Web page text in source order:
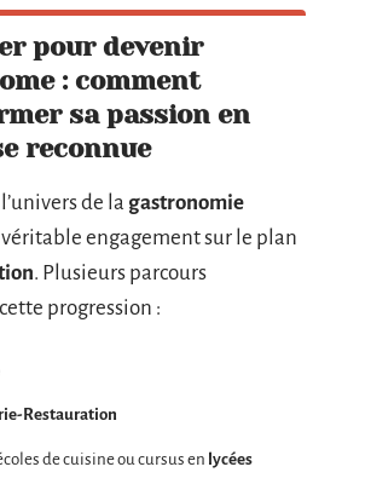
pour devenir
: comment
sa passion en
reconnue
de la gastronomie
engagement sur le plan
. Plusieurs parcours
progression :
Restauration
de cuisine ou cursus en lycées